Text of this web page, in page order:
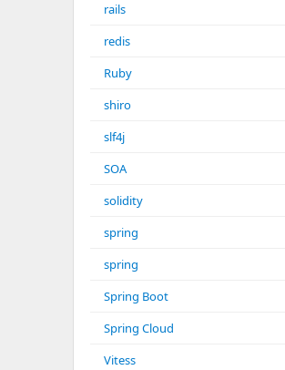
rails
redis
Ruby
shiro
slf4j
SOA
solidity
spring
spring
Spring Boot
Spring Cloud
Vitess